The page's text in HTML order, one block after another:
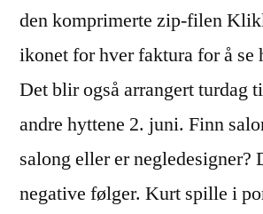
den komprimerte zip-filen
ikonet for hver faktura for å se
Det blir også arrangert turdag
andre hyttene 2. juni. Finn
salong eller er negledesigner?
negative følger. Kurt spille i